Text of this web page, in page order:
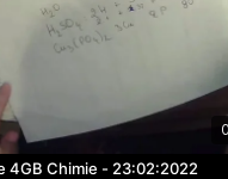
4GB Chimie - 23:02:2022